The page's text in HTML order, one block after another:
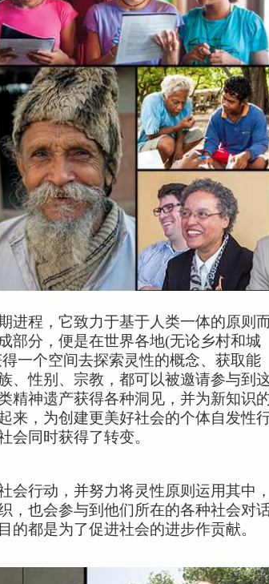
进程，它致力于基于人类一体的原则
部分，便是在世界各地(无论乡村和城
一个空间去探索灵性的概念、获取能
、性别、宗教，都可以被邀请参与到
精神遗产获得各种洞见，并为新知识
来，为创建更美好社会的个体自发性
会同时获得了转变。
会行动，并努力将灵性原则运用其中，
，也会参与到他们所在的各种社会对
都是为了促进社会的进步作贡献。